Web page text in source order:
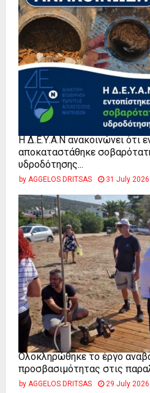
Η Δ.Ε.Υ.Α.Ν ανακοινώνει ότι
αποκαταστάθηκε
υδροδότησης...
by AGGELOS DRITSAS 31 July 2026
Ολοκληρώθηκε το έργο
προσβασιμότητας στις
by AGGELOS DRITSAS 29 July 2026